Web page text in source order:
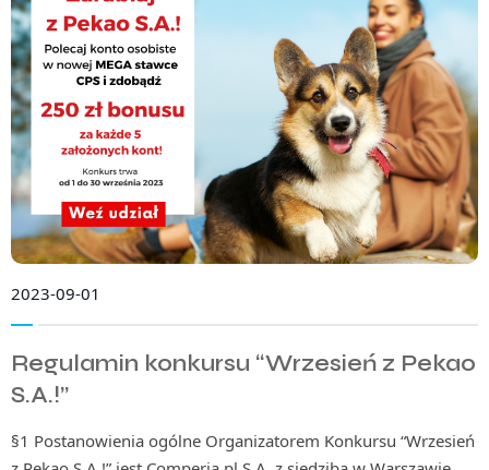
2023-09-01
Regulamin konkursu “Wrzesień z Pekao
S.A.!”
§1 Postanowienia ogólne Organizatorem Konkursu “Wrzesień